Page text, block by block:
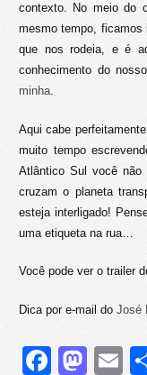
contexto. No meio do
mesmo tempo, ficamos
que nos rodeia, e é
conhecimento do
minha.
Aqui cabe
muito tempo
Atlântico Sul você
cruzam o planeta
esteja interligado!
uma etiqueta na rua…
Você pode ver o trailer
Dica por e-mail do José